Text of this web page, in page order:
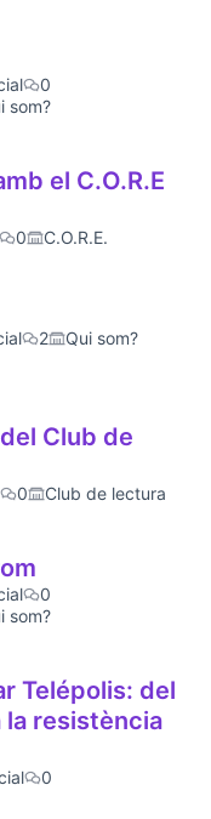
0
som?
el C.O.R.E
0 C.O.R.E.
2 Qui som?
Club de
0 Club de lectura
0
som?
Telépolis: del
resistència
0